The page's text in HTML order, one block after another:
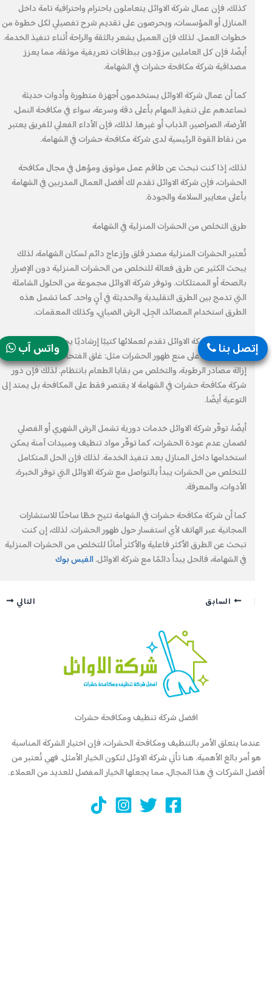
كذلك، فإن عمال شركة الاوائل يتعاملون باحترام واحترافية تامة داخل
المنازل أو المؤسسات، ويحرصون على تقديم شرح تفصيلي لكل خطوة من
خطوات العمل. لذلك فإن العميل يشعر بالثقة والراحة أثناء تنفيذ الخدمة.
أيضًا، فإن كل العاملين مزوّدون ببطاقات تعريفية موثقة، مما يعزز
مصداقية شركة مكافحة حشرات في الشهامة.
كما أن عمال شركة الاوائل يستخدمون أجهزة متطورة وأدوات حديثة
تساعدهم على تنفيذ المهام بأعلى دقة وسرعة، سواء في مكافحة النمل،
الأرضة، الصراصير، الذباب أو غيرها. لذلك، فإن الأداء الفعلي للفريق يعتبر
من نقاط القوة الرئيسية لدى شركة مكافحة حشرات في الشهامة.
لذلك، إذا كنت تبحث عن طاقم عمل موثوق ومؤهل في مجال مكافحة
الحشرات، فإن شركة الاوائل تقدم لك أفضل العمال المدربين في الشهامة
بأعلى معايير السلامة والجودة.
طرق التخلص من الحشرات المنزلية في الشهامة
تُعتبر الحشرات المنزلية مصدر قلق وإزعاج دائم لسكان الشهامة، لذلك
يبحث الكثير عن طرق فعالة للتخلص من الحشرات المنزلية دون الإضرار
بالصحة أو الممتلكات. وتوفر شركة الاوائل مجموعة من الحلول الشاملة
التي تدمج بين الطرق التقليدية والحديثة في آنٍ واحد. كما تشمل هذه
الطرق استخدام المصائد، الجِل، الرش الضبابي، وكذلك المعقمات.
كذلك، فإن شركة الاوائل تقدم لعملائها كتيبًا إرشاديًا يحتوي على خطوات
وقائية تساعد على منع ظهور الحشرات مثل: غلق الفتحات، تهوية المنزل،
إزالة مصادر الرطوبة، والتخلص من بقايا الطعام بانتظام. لذلك فإن دور
شركة مكافحة حشرات في الشهامة لا يقتصر فقط على المكافحة بل يمتد إلى
التوعية أيضًا.
أيضًا، توفّر شركة الاوائل خدمات دورية تشمل الرش الشهري أو الفصلي
لضمان عدم عودة الحشرات، كما توفّر مواد تنظيف ومبيدات آمنة يمكن
استخدامها داخل المنازل بعد تنفيذ الخدمة. لذلك فإن الحل المتكامل
للتخلص من الحشرات يبدأ بالتواصل مع شركة الاوائل التي توفر الخبرة،
الأدوات، والمعرفة.
كما أن شركة مكافحة حشرات في الشهامة تتيح خطًا ساخنًا للاستشارات
المجانية عبر الهاتف لأي استفسار حول ظهور الحشرات. لذلك، إن كنت
تبحث عن الطرق الأكثر فاعلية والأكثر أمانًا للتخلص من الحشرات المنزلية
في الشهامة، فالحل يبدأ دائمًا مع شركة الاوائل.الفيس بوك
السابق التالي
افضل شركة تنظيف ومكافحة حشرات
عندما يتعلق الأمر بالتنظيف ومكافحة الحشرات، فإن اختيار الشركة المناسبة
هو أمر بالغ الأهمية. هنا تأتي شركة الاوئل لتكون الخيار الأمثل. فهي تُعتبر من
أفضل الشركات في هذا المجال، مما يجعلها الخيار المفضل للعديد من العملاء.
واتس آب إتصل بنا